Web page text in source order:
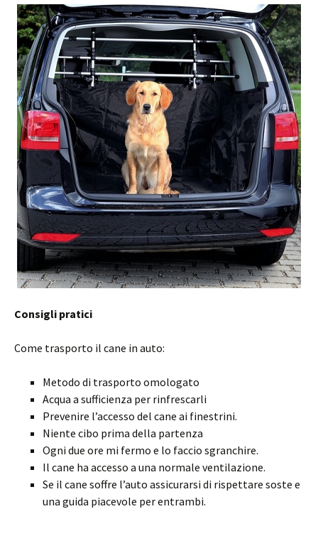
Consigli pratici
Come trasporto il cane in auto:
Metodo di trasporto omologato
Acqua a sufficienza per rinfrescarli
Prevenire l’accesso del cane ai finestrini.
Niente cibo prima della partenza
Ogni due ore mi fermo e lo faccio sgranchire.
Il cane ha accesso a una normale ventilazione.
Se il cane soffre l’auto assicurarsi di rispettare soste e
una guida piacevole per entrambi.